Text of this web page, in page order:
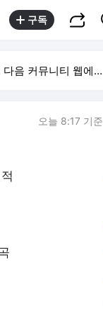
구독
커뮤니티 웹에서 보기
오늘 8:17 기준